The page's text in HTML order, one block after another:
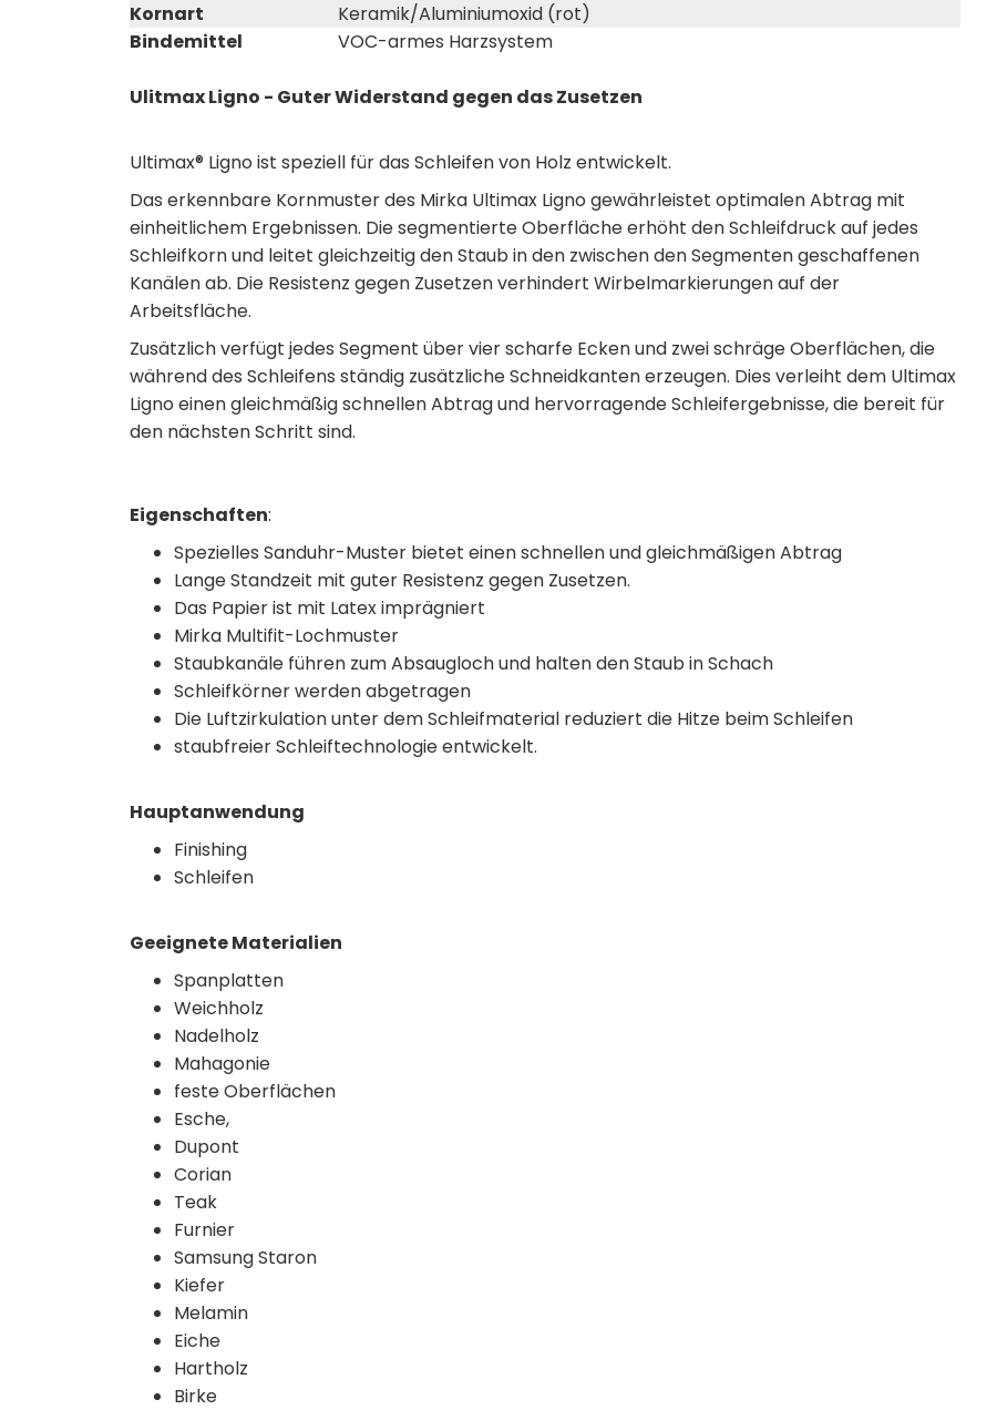
Kornart
Keramik/Aluminiumoxid (rot)
Bindemittel
VOC-armes Harzsystem
Ulitmax Ligno - Guter Widerstand gegen das Zusetzen
Ultimax® Ligno ist speziell für das Schleifen von Holz entwickelt.
Das erkennbare Kornmuster des Mirka Ultimax Ligno gewährleistet optimalen Abtrag mit
einheitlichem Ergebnissen. Die segmentierte Oberfläche erhöht den Schleifdruck auf jedes
Schleifkorn und leitet gleichzeitig den Staub in den zwischen den Segmenten geschaffenen
Kanälen ab. Die Resistenz gegen Zusetzen verhindert Wirbelmarkierungen auf der
Arbeitsfläche.
Zusätzlich verfügt jedes Segment über vier scharfe Ecken und zwei schräge Oberflächen, die
während des Schleifens ständig zusätzliche Schneidkanten erzeugen. Dies verleiht dem Ultimax
Ligno einen gleichmäßig schnellen Abtrag und hervorragende Schleifergebnisse, die bereit für
den nächsten Schritt sind.
Eigenschaften:
Spezielles Sanduhr-Muster bietet einen schnellen und gleichmäßigen Abtrag
Lange Standzeit mit guter Resistenz gegen Zusetzen.
Das Papier ist mit Latex imprägniert
Mirka Multifit-Lochmuster
Staubkanäle führen zum Absaugloch und halten den Staub in Schach
Schleifkörner werden abgetragen
Die Luftzirkulation unter dem Schleifmaterial reduziert die Hitze beim Schleifen
staubfreier Schleiftechnologie entwickelt.
Hauptanwendung
Finishing
Schleifen
Geeignete Materialien
Spanplatten
Weichholz
Nadelholz
Mahagonie
feste Oberflächen
Esche,
Dupont
Corian
Teak
Furnier
Samsung Staron
Kiefer
Melamin
Eiche
Hartholz
Birke